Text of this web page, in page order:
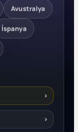
Avustralya
İspanya
›
›